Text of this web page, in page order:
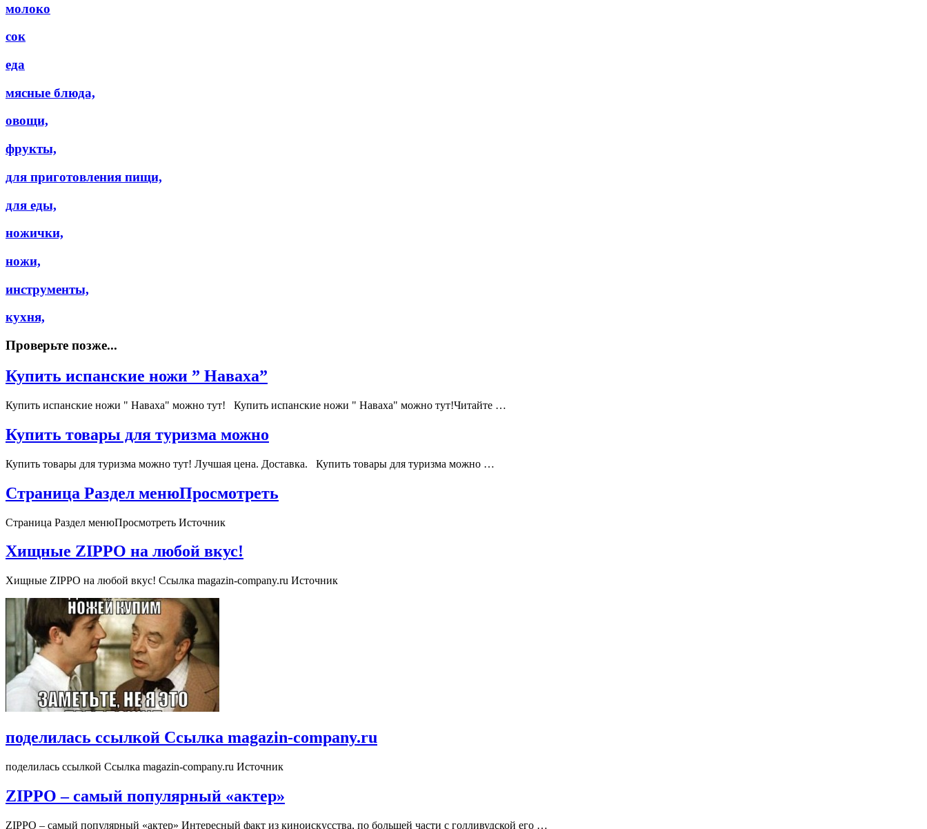
молоко
сок
еда
мясные блюда,
овощи,
фрукты,
для приготовления пищи,
для еды,
ножички,
ножи,
инструменты,
кухня,
Проверьте позже...
Купить испанские ножи ” Наваха”
Купить испанские ножи " Наваха" можно тут! Купить испанские ножи " Наваха" можно тут!Читайте …
Купить товары для туризма можно
Купить товары для туризма можно тут! Лучшая цена. Доставка. Купить товары для туризма можно …
Страница Раздел менюПросмотреть
Страница Раздел менюПросмотреть Источник
Хищные ZIPPO на любой вкус!
Хищные ZIPPO на любой вкус! Ссылка magazin-company.ru Источник
поделилась ссылкой Ссылка magazin-company.ru
поделилась ссылкой Ссылка magazin-company.ru Источник
ZIPPO – самый популярный «актер»
ZIPPO – самый популярный «актер» Интересный факт из киноискусства, по большей части с голливудской его …